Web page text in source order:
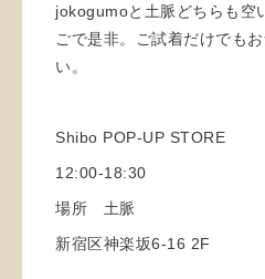
jokogumoと土脈どちらも空
ごで是非。ご試着だけでも
い。
Shibo POP-UP STORE
12:00-18:30
場所 土脈
新宿区神楽坂6-16 2F